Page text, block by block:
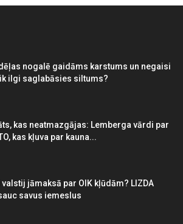
nogalē gaidāms karstums un negaisi
ilgi saglabāsies siltums?
kas neatmazgājas: Lemberga vārdi par
kas kļuva par kauna...
valstij jāmaksā par OIK kļūdām? LIZDA
savus iemeslus